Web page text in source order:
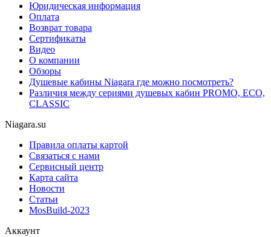
Юридическая информация
Оплата
Возврат товара
Сертификаты
Видео
О компании
Обзоры
Душевые кабины Niagara где можно посмотреть?
Различия между сериями душевых кабин PROMO, ECO,
CLASSIC
Niagara.su
Правила оплаты картой
Связаться с нами
Сервисный центр
Карта сайта
Новости
Статьи
MosBuild-2023
Аккаунт